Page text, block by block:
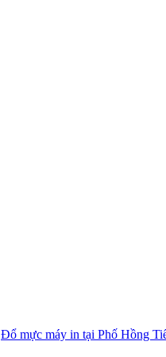
Đổ mực máy in tại Phố Hồng